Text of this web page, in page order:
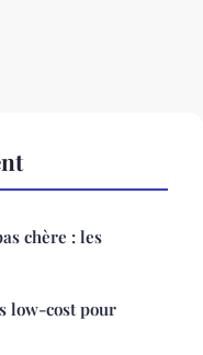
chère : les
low-cost pour